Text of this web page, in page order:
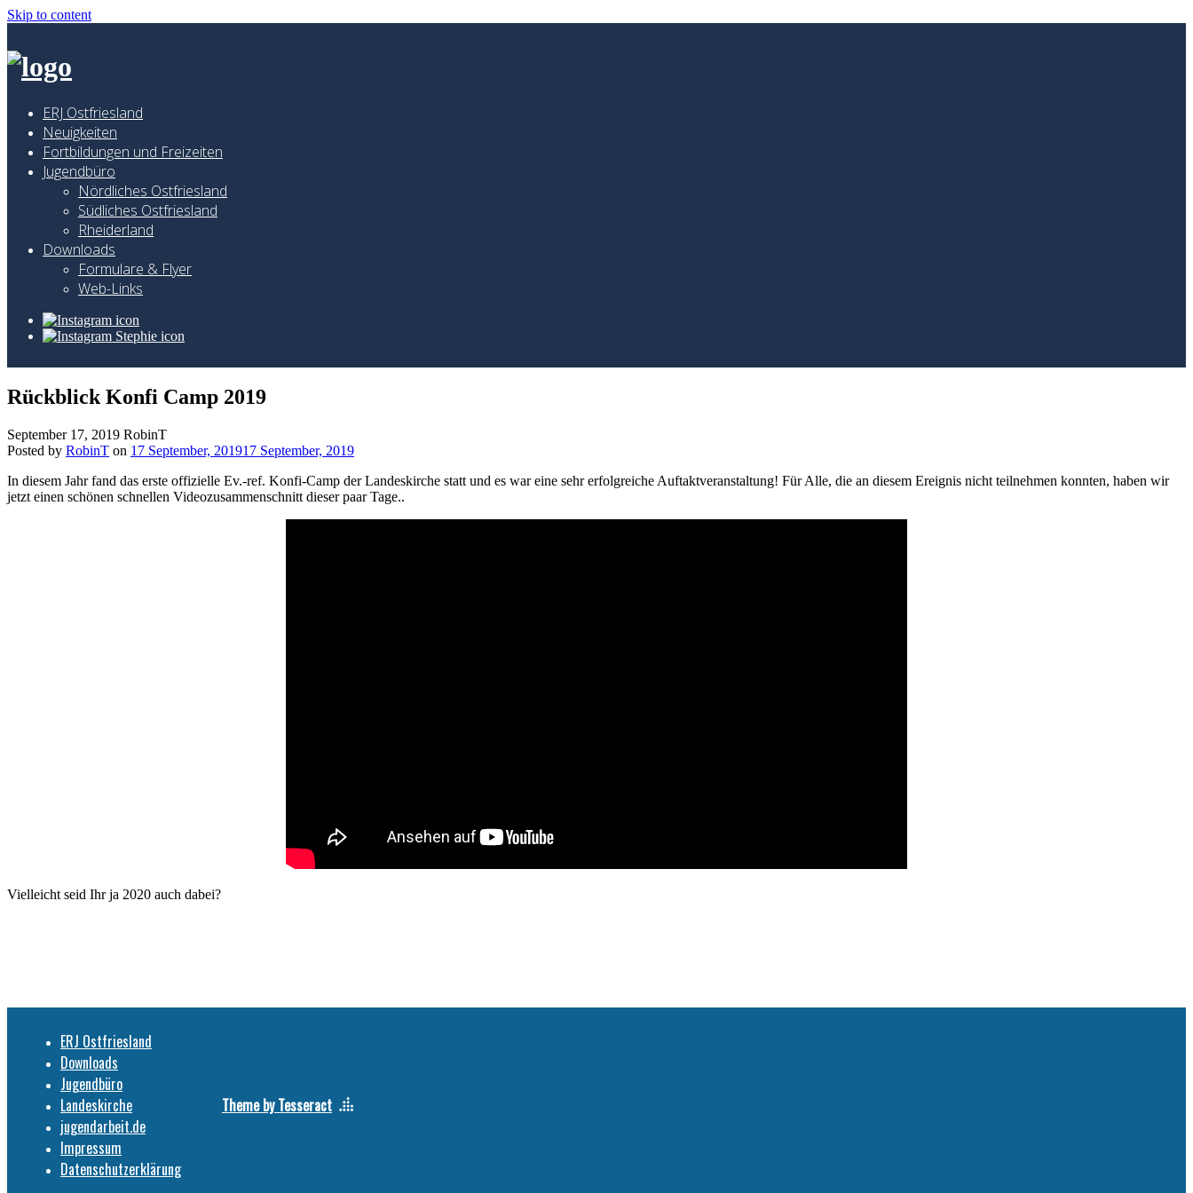
Skip to content
ERJ Ostfriesland
Neuigkeiten
Fortbildungen und Freizeiten
Jugendbüro
Nördliches Ostfriesland
Südliches Ostfriesland
Rheiderland
Downloads
Formulare & Flyer
Web-Links
Rückblick Konfi Camp 2019
September 17, 2019 RobinT
Posted by RobinT on 17 September, 201917 September, 2019
In diesem Jahr fand das erste offizielle Ev.-ref. Konfi-Camp der Landeskirche statt und es war eine sehr erfolgreiche Auftaktveranstaltung! Für Alle, die an diesem Ereignis nicht teilnehmen konnten, haben wir
jetzt einen schönen schnellen Videozusammenschnitt dieser paar Tage..
Vielleicht seid Ihr ja 2020 auch dabei?
ERJ Ostfriesland
Downloads
Jugendbüro
Landeskirche
jugendarbeit.de
Impressum
Datenschutzerklärung
Theme by Tesseract